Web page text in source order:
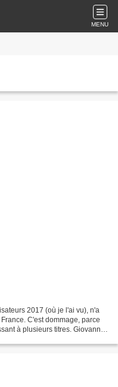
MENU
2017 (où je l'ai vu), n'a
C'est dommage, parce
à plusieurs titres. Giovanna